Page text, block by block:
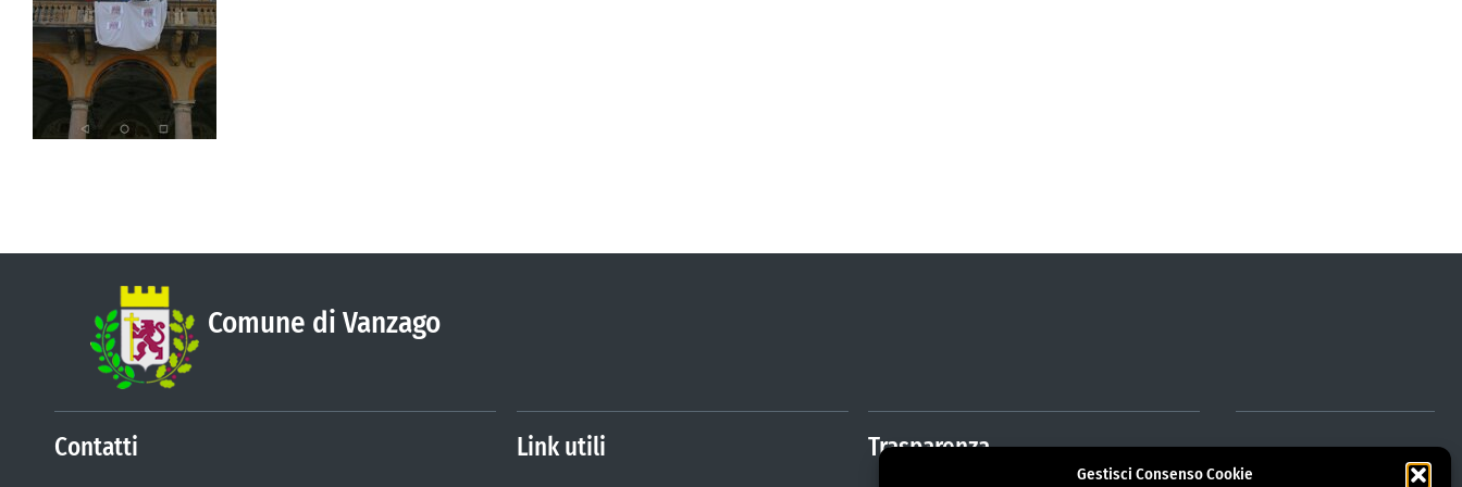
Gestisci Consenso Cookie
Comune di Vanzago
Contatti Link utili Trasparenza